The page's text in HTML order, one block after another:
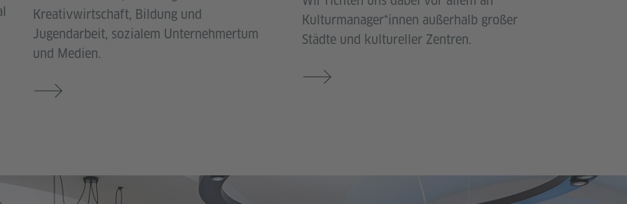
Kreativwirtschaft, Bildung und
Jugendarbeit, sozialem Unternehmertum
und Medien.
Kulturmanager*innen außerhalb großer
Städte und kultureller Zentren.